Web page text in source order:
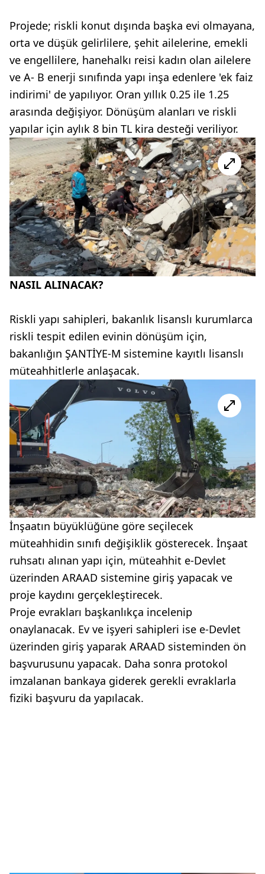
Projede; riskli konut dışında başka evi olmayana,
orta ve düşük gelirlilere, şehit ailelerine, emekli
ve engellilere, hanehalkı reisi kadın olan ailelere
ve A- B enerji sınıfında yapı inşa edenlere 'ek faiz
indirimi' de yapılıyor. Oran yıllık 0.25 ile 1.25
arasında değişiyor. Dönüşüm alanları ve riskli
yapılar için aylık 8 bin TL kira desteği veriliyor.
NASIL ALINACAK?
Riskli yapı sahipleri, bakanlık lisanslı kurumlarca
riskli tespit edilen evinin dönüşüm için,
bakanlığın ŞANTİYE-M sistemine kayıtlı lisanslı
müteahhitlerle anlaşacak.
İnşaatın büyüklüğüne göre seçilecek
müteahhidin sınıfı değişiklik gösterecek. İnşaat
ruhsatı alınan yapı için, müteahhit e-Devlet
üzerinden ARAAD sistemine giriş yapacak ve
proje kaydını gerçekleştirecek.
Proje evrakları başkanlıkça incelenip
onaylanacak. Ev ve işyeri sahipleri ise e-Devlet
üzerinden giriş yaparak ARAAD sisteminden ön
başvurusunu yapacak. Daha sonra protokol
imzalanan bankaya giderek gerekli evraklarla
fiziki başvuru da yapılacak.